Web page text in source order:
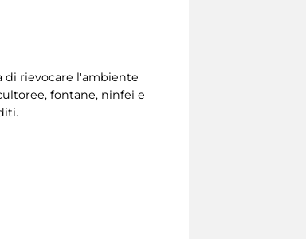
di rievocare l'ambiente
fontane, ninfei e